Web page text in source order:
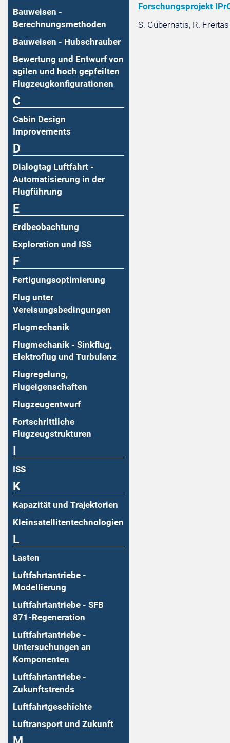
Bauweisen -
Berechnungsmethoden
Bauweisen - Hubschrauber
Bewertung und Entwurf von
agilen und hoch gepfeilten
Flugzeugkonfigurationen
C
Cabin Design
Improvements
D
Dialogtag Luftfahrt -
Automatisierung in der
Flugführung
E
Erdbeobachtung
Exploration und ISS
F
Fertigungsoptimierung
Flug unter
Vereisungsbedingungen
Flugmechanik
Flugmechanik - Sinkflug,
Elektroflug und Turbulenz
Flugregelung,
Flugeigenschaften
Flugzeugentwurf
Fortschrittliche
Flugzeugstrukturen
ISS
K
Kapazität und Trajektorien
Kleinsatellitentechnologien
L
Lasten
Luftfahrtantriebe -
Modellierung
Luftfahrtantriebe - SFB
871-Regeneration
Luftfahrtantriebe -
Untersuchungen an
Komponenten
Luftfahrtantriebe -
Zukunftstrends
Luftfahrtgeschichte
Luftransport und Zukunft
Forschungsprojekt
S. Gubernatis, R. Freitas